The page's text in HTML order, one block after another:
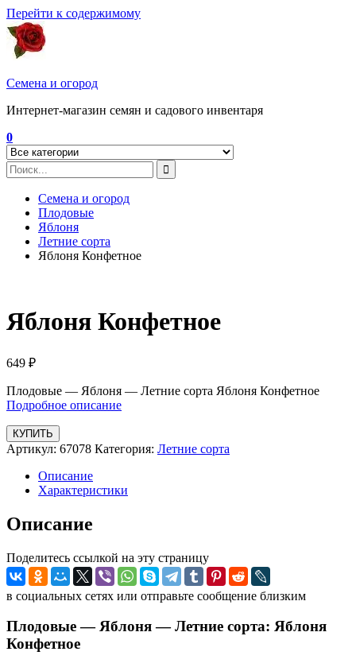
Перейти к содержимому
Семена и огород
Интернет-магазин семян и садового инвентаря
0
Семена и огород
Плодовые
Яблоня
Летние сорта
Яблоня Конфетное
Яблоня Конфетное
649 ₽
Плодовые — Яблоня — Летние сорта Яблоня Конфетное
Подробное описание
КУПИТЬ
Артикул: 67078 Категория: Летние сорта
Описание
Характеристики
Описание
Поделитесь ссылкой на эту страницу
в социальных сетях или отправьте сообщение близким
Плодовые — Яблоня — Летние сорта: Яблоня
Конфетное